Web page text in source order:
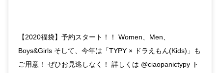
【2020福袋】予約スタート！！ Women、Men、
Boys&Girls そして、今年は「TYPY × ドラえもん(Kids)」も
ご用意！ ぜひお見逃しなく！ 詳しくは @ciaopanictypy ト